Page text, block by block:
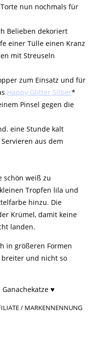
nun nochmals für
Belieben dekoriert
einer Tülle einen Kranz
mit Streuseln
zum Einsatz und für
Happy Glitter Silber*
Pinsel gegen die
eine Stunde kalt
aus dem
schön weiß zu
Tropfen lila und
hinzu. Die
Krümel, damit keine
landen.
in größeren Formen
breiter und nicht so
♥
/ MARKENNENNUNG